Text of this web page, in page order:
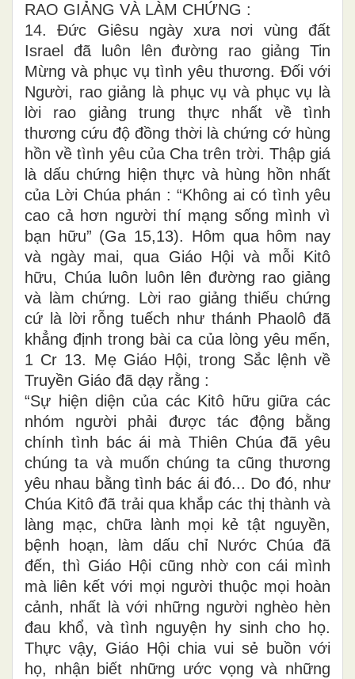
RAO GIẢNG VÀ LÀM CHỨNG :
14. Đức Giêsu ngày xưa nơi vùng đất
Israel đã luôn lên đường rao giảng Tin
Mừng và phục vụ tình yêu thương. Đối với
Người, rao giảng là phục vụ và phục vụ là
lời rao giảng trung thực nhất về tình
thương cứu độ đồng thời là chứng cớ hùng
hồn về tình yêu của Cha trên trời. Thập giá
là dấu chứng hiện thực và hùng hồn nhất
của Lời Chúa phán : “Không ai có tình yêu
cao cả hơn người thí mạng sống mình vì
bạn hữu” (Ga 15,13). Hôm qua hôm nay
và ngày mai, qua Giáo Hội và mỗi Kitô
hữu, Chúa luôn luôn lên đường rao giảng
và làm chứng. Lời rao giảng thiếu chứng
cứ là lời rỗng tuếch như thánh Phaolô đã
khẳng định trong bài ca của lòng yêu mến,
1 Cr 13. Mẹ Giáo Hội, trong Sắc lệnh về
Truyền Giáo đã dạy rằng :
“Sự hiện diện của các Kitô hữu giữa các
nhóm người phải được tác động bằng
chính tình bác ái mà Thiên Chúa đã yêu
chúng ta và muốn chúng ta cũng thương
yêu nhau bằng tình bác ái đó... Do đó, như
Chúa Kitô đã trải qua khắp các thị thành và
làng mạc, chữa lành mọi kẻ tật nguyền,
bệnh hoạn, làm dấu chỉ Nước Chúa đã
đến, thì Giáo Hội cũng nhờ con cái mình
mà liên kết với mọi người thuộc mọi hoàn
cảnh, nhất là với những người nghèo hèn
đau khổ, và tình nguyện hy sinh cho họ.
Thực vậy, Giáo Hội chia vui sẻ buồn với
họ, nhận biết những ước vọng và những